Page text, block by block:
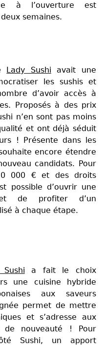
à l’ouverture est
semaines.
Lady Sushi avait une
les sushis et
d’avoir accès à
Proposés à des prix
n’en sont pas moins
et ont déjà séduit
! Présente dans les
encore étendre
candidats. Pour
000 € et des droits
possible d’ouvrir une
de profiter d’un
à chaque étape.
a fait le choix
une cuisine hybride
aux saveurs
permet de mettre
et s’adresse aux
nouveauté ! Pour
Sushi, un apport